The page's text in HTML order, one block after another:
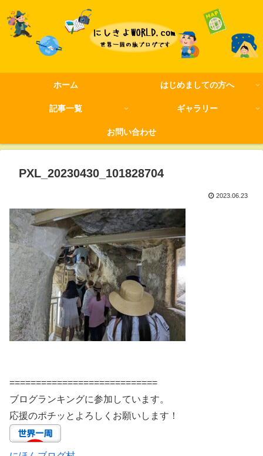
ホーム はじめましての方へ
記事一覧 ギャラリー
お問い合わせ
PXL_20230430_101828704
2023.06.23
============================
ブログランキングに参加しています。
応援のポチッとよろしくお願いします！